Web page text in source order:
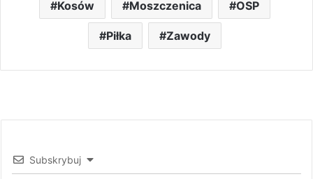
Kosów Moszczenica OSP
Piłka Zawody
Subskrybuj